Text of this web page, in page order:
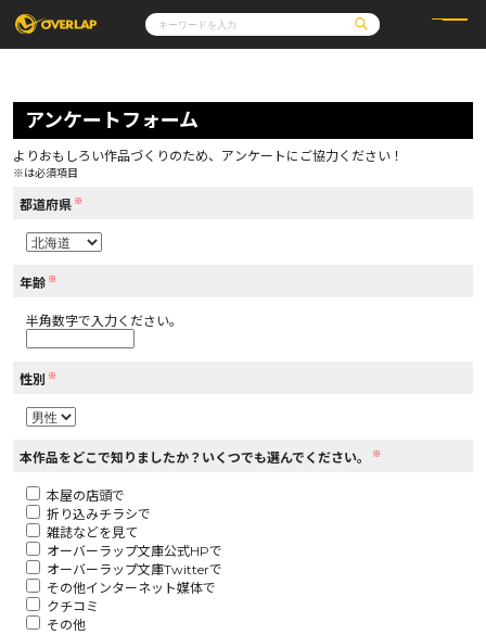
コミック
コミックガルド
コミッククリエ
LiQulle
ラブパルフェ
ライトノベル
ロサージュノベルス
その他
コミックエッセイ
通販・NEWS
OVERLAP STORE
アクセス
オーバーラップホールディングス
アンケートフォーム
よりおもしろい作品づくりのため、アンケートにご協力ください！
※は必須項目
都道府県 ※
年齢 ※
半角数字で入力ください。
性別 ※
本作品をどこで知りましたか？いくつでも選んでください。 ※
本屋の店頭で
折り込みチラシで
雑誌などを見て
オーバーラップ文庫公式HPで
オーバーラップ文庫Twitterで
その他インターネット媒体で
クチコミ
その他